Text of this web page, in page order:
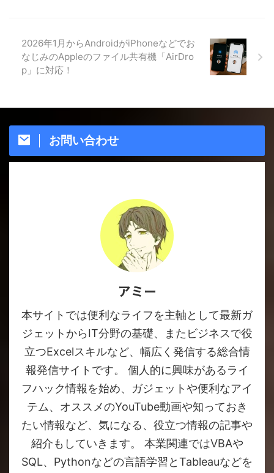
2026年1月からAndroidがiPhoneなどでお
なじみのAppleのファイル共有機「AirDro
p」に対応！
お問い合わせ
アミー
本サイトでは便利なライフを主軸として最新ガ
ジェットからIT分野の基礎、またビジネスで役
立つExcelスキルなど、幅広く発信する総合情
報発信サイトです。 個人的に興味があるライ
フハック情報を始め、ガジェットや便利なアイ
テム、オススメのYouTube動画や知っておき
たい情報など、気になる、役立つ情報の記事や
紹介もしていきます。 本業関連ではVBAや
SQL、Pythonなどの言語学習とTableauなどを